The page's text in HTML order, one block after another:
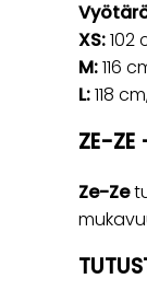
XS:102
M:116
L:118
ZE-ZE
Ze-Ze